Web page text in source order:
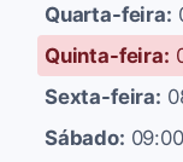
Quarta-feira:
Quinta-feira:
Sexta-feira:
Sábado: